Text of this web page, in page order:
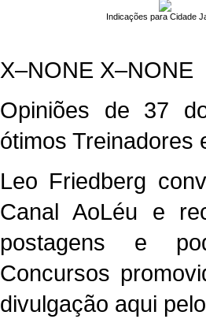
Indicações para Cidade
X–NONE X–NONE
Opiniões de 37
ótimos Treinadores
Leo Friedberg
Canal AoLéu e
postagens e
Concursos
divulgação aqui